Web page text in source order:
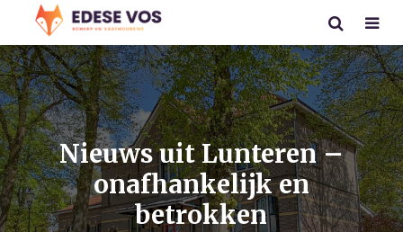
Nieuws uit Lunteren –
onafhankelijk en
betrokken